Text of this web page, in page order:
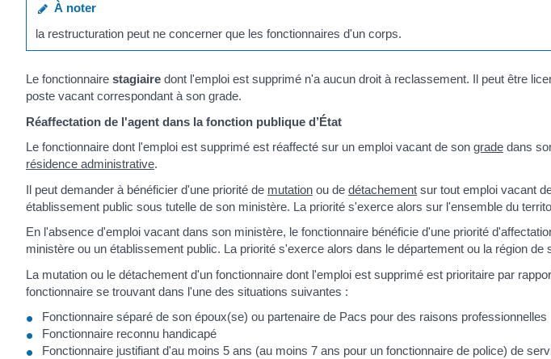
À noter
la restructuration peut ne concerner que les fonctionnaires d'un corps.
Le fonctionnaire stagiaire dont l'emploi est supprimé n'a aucun droit à reclassement. Il peut être
poste vacant correspondant à son grade.
Réaffectation de l'agent dans la fonction publique d’État
Le fonctionnaire dont l'emploi est supprimé est réaffecté sur un emploi vacant de son grade dans
résidence administrative.
Il peut demander à bénéficier d'une priorité de mutation ou de détachement sur tout emploi vacant
établissement public sous tutelle de son ministère. La priorité s'exerce alors sur l'ensemble du
En l'absence d'emploi vacant dans son ministère, le fonctionnaire bénéficie d'une priorité
ministère ou un établissement public. La priorité s'exerce alors dans le département ou la région de
La mutation ou le détachement d'un fonctionnaire dont l'emploi est supprimé est prioritaire par
fonctionnaire se trouvant dans l'une des situations suivantes :
Fonctionnaire séparé de son époux(se) ou partenaire de Pacs pour des raisons professionnelles
Fonctionnaire reconnu handicapé
Fonctionnaire justifiant d'au moins 5 ans (au moins 7 ans pour un fonctionnaire de police) de